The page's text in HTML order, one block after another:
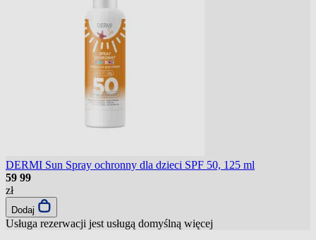
DERMI Sun Spray ochronny dla dzieci SPF 50, 125 ml
59 99
zł
Dodaj
Usługa rezerwacji jest usługą domyślną więcej